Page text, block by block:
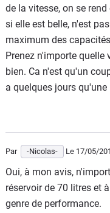
de la vitesse, on se
si elle est belle, n'est
maximum des
Prenez n'importe quelle
bien. Ca n'est qu'un
a quelques jours
Par -Nicolas- Le 17/05/
Oui, à mon avis,
réservoir de 70 litres et
genre de performance.